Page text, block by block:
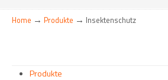
Home → Produkte → Insektenschutz
Produkte